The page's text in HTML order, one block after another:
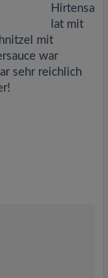
Hirtensa
lat mit
mit
war
sehr reichlich